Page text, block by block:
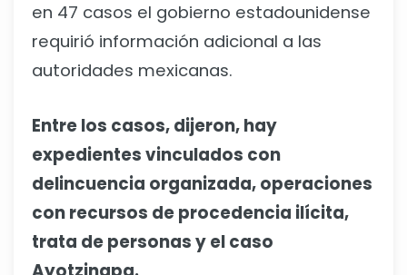
en 47 casos el gobierno estadounidense
requirió información adicional a las
autoridades mexicanas.
Entre los casos, dijeron, hay
expedientes vinculados con
delincuencia organizada, operaciones
con recursos de procedencia ilícita,
trata de personas y el caso